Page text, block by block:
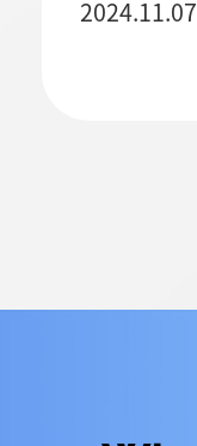
2024.11.07